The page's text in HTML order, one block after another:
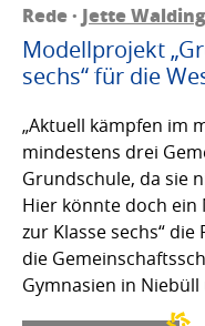
Rede · Jette
Modellprojekt
sechs“ für die
„Aktuell kämpfen im
mindestens drei
Grundschule, da sie
Hier könnte doch ein
zur Klasse sechs“
die
Gymnasien in